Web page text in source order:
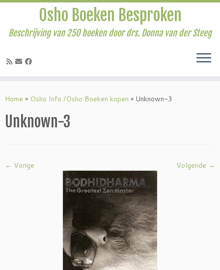
naar
Osho Boeken Besproken
Beschrijving van 250 boeken door drs. Donna van der Steeg
Home » Osho Info /Osho Boeken kopen » Unknown-3
Unknown-3
← Vorige Volgende →